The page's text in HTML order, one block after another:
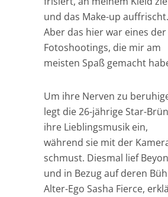
und das Make-up auffrischt.
Aber das hier war eines der
Fotoshootings, die mir am
meisten Spaß gemacht
Um ihre Nerven zu
legt die 26-jährige Star-
ihre Lieblingsmusik ein,
während sie mit der
schmust. Diesmal lief
und in Bezug auf deren
Alter-Ego Sasha Fierce,